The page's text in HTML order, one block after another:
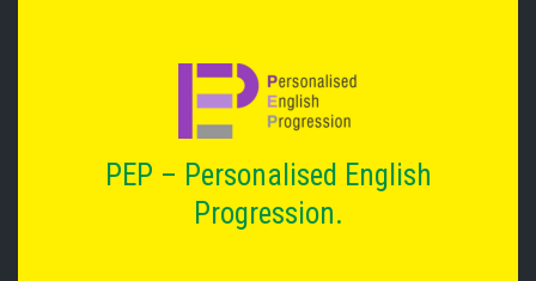
PEP – Personalised English
Progression.